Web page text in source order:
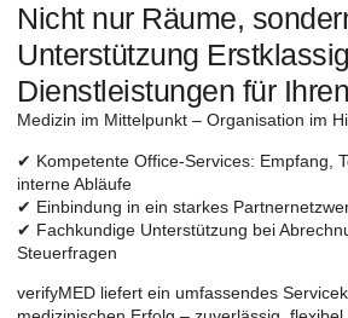
Nicht nur Räume,
Unterstützung
Dienstleistungen für
Medizin im Mittelpunkt – Organisation im
✔ Kompetente Office-Services: Empfang,
interne Abläufe
✔ Einbindung in ein starkes
✔ Fachkundige Unterstützung bei
Steuerfragen
verifyMED liefert ein umfassendes